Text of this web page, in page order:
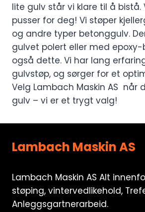
lite gulv står vi klare til å bistå.
pusser for deg! Vi støper
og andre typer betonggulv.
gulvet polert eller med epoxy-
også dette. Vi har lang
gulvstøp, og sørger for et
Velg Lambach Maskin AS når
gulv – vi er et trygt valg!
Lambach Maskin AS
Lambach Maskin AS Alt
støping, vintervedlikehold,
Anleggsgartnerarbeid.